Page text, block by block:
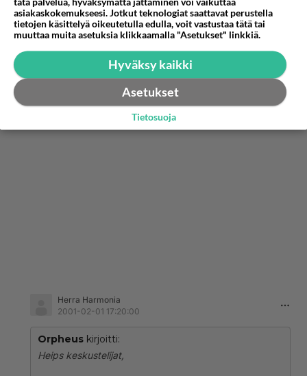
totuuden"
Äänestä Kommentoi
Herra Harmonia
2001-02-01 17:20:00
Orpheus kirjoitti:
Heips keskustelijat,
asiakaskokemukseesi. Jotkut teknologiat saattavat perustella
tietojen käsittelyä oikeutetulla edulla, voit vastustaa tätä tai
muuttaa muita asetuksia klikkaamalla "Asetukset" linkkiä.
Hyväksy kaikki
Asetukset
Tietosuoja